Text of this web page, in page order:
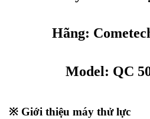
Hãng:
Model: QC
※ Giới thiệu máy thử lực